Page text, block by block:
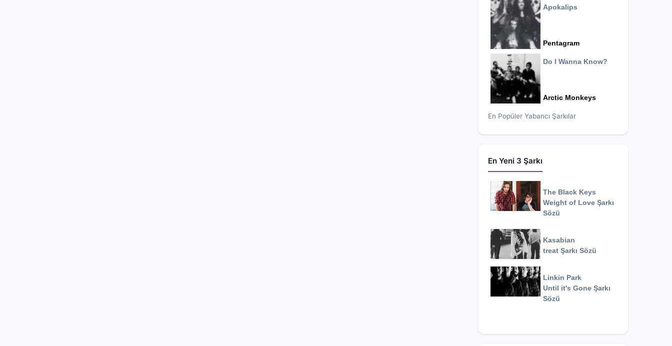
Apokalips
Pentagram
Do I Wanna Know?
Arctic Monkeys
En Popüler Yabancı Şarkılar
En Yeni 3 Şarkı
The Black Keys
Weight of Love Şarkı
Sözü
Kasabian
treat Şarkı Sözü
Linkin Park
Until it's Gone Şarkı
Sözü